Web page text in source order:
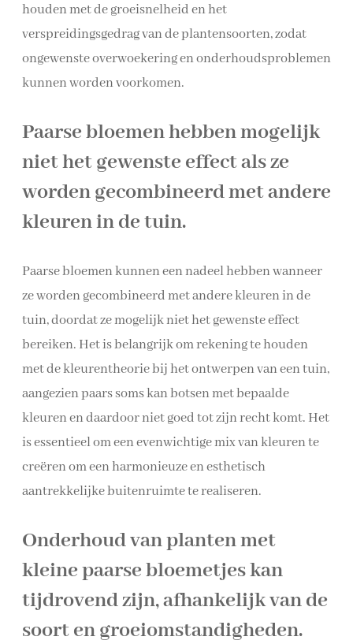
houden met de groeisnelheid en het
verspreidingsgedrag van de plantensoorten, zodat
ongewenste overwoekering en onderhoudsproblemen
kunnen worden voorkomen.
Paarse bloemen hebben mogelijk
niet het gewenste effect als ze
worden gecombineerd met andere
kleuren in de tuin.
Paarse bloemen kunnen een nadeel hebben wanneer
ze worden gecombineerd met andere kleuren in de
tuin, doordat ze mogelijk niet het gewenste effect
bereiken. Het is belangrijk om rekening te houden
met de kleurentheorie bij het ontwerpen van een tuin,
aangezien paars soms kan botsen met bepaalde
kleuren en daardoor niet goed tot zijn recht komt. Het
is essentieel om een evenwichtige mix van kleuren te
creëren om een harmonieuze en esthetisch
aantrekkelijke buitenruimte te realiseren.
Onderhoud van planten met
kleine paarse bloemetjes kan
tijdrovend zijn, afhankelijk van de
soort en groeiomstandigheden.